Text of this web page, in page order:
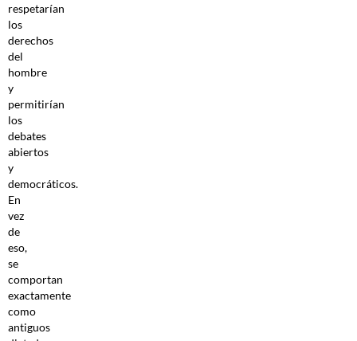
respetarían
los
derechos
del
hombre
y
permitirían
los
debates
abiertos
y
democráticos.
En
vez
de
eso,
se
comportan
exactamente
como
antiguos